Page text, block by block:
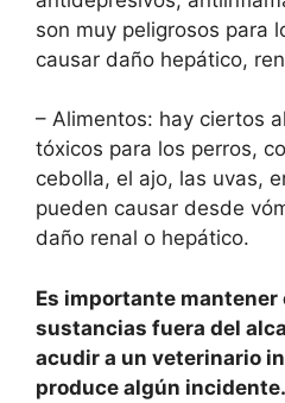
son muy peligrosos para
causar daño hepático,
– Alimentos: hay ciertos
tóxicos para los perros,
cebolla, el ajo, las uvas,
pueden causar desde
daño renal o hepático.
Es importante
sustancias fuera del
acudir a un veterinario
produce algún incidente.